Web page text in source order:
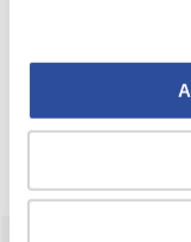
Altijd onze
Check